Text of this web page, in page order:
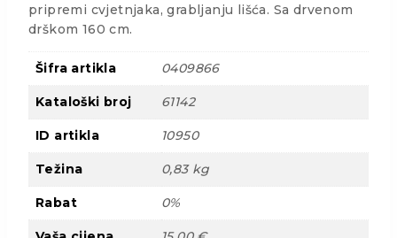
pripremi cvjetnjaka, grabljanju lišća. Sa drvenom
drškom 160 cm.
Šifra artikla 0409866
Kataloški broj 61142
ID artikla 10950
Težina 0,83 kg
Rabat 0%